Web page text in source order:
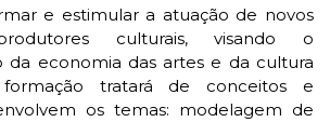
e estimular a atuação de novos
culturais, visando o
da economia das artes e da cultura
tratará de conceitos e
os temas: modelagem de